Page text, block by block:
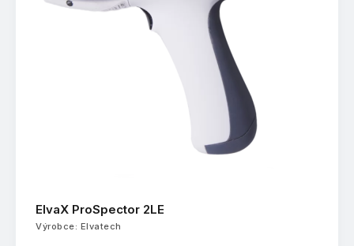
ElvaX ProSpector 2LE
Výrobce: Elvatech